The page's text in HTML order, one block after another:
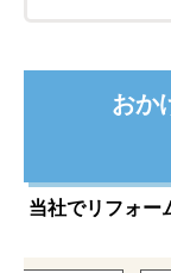
おか
当社でリフォー